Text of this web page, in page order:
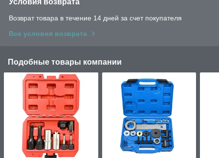
Возврат товара в течение 14 дней за счет покупателя
Все условия возврата
Подобные товары компании